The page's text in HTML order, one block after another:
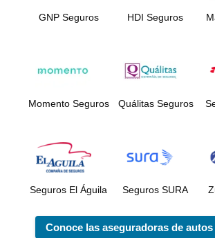
GNP Seguros HDI Seguros
Momento Seguros Quálitas Seguros
Seguros El Águila Seguros SURA
Conoce las aseguradoras de